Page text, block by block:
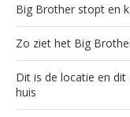
Big Brother stopt en
Zo ziet het Big
Dit is de locatie en
huis